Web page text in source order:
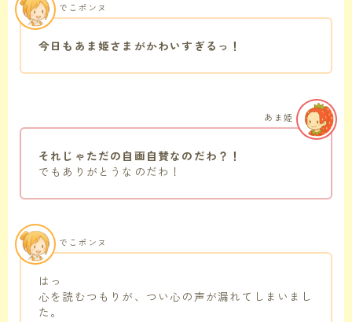
今日もあま姫さまがかわいすぎるっ！
でこポンヌ
それじゃただの自画自賛なのだわ？！
でもありがとうなのだわ！
あま姫
はっ
心を読むつもりが、つい心の声が漏れてしまいまし
た。
でこポンヌ